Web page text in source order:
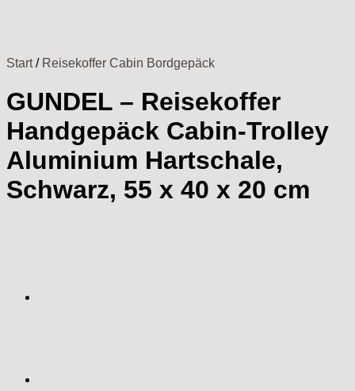
Start / Reisekoffer Cabin Bordgepäck
GUNDEL – Reisekoffer
Handgepäck Cabin-Trolley
Aluminium Hartschale,
Schwarz, 55 x 40 x 20 cm